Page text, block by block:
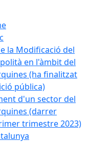
la Modificació del
en l'àmbit del
(ha finalitzat
pública)
d'un sector del
(darrer
trimestre 2023)